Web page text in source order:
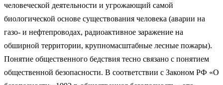
че­ловеческой деятельности и угрожающий самой
биологической основе существования человека (аварии на
газо- и нефтепроводах, радиоактив­ное заражение на
обширной территории, крупномасштабные лесные пожары).
Понятие общественного бедствия тесно связано с понятием
общественной безопасности. В соответствии с Законом РФ «О